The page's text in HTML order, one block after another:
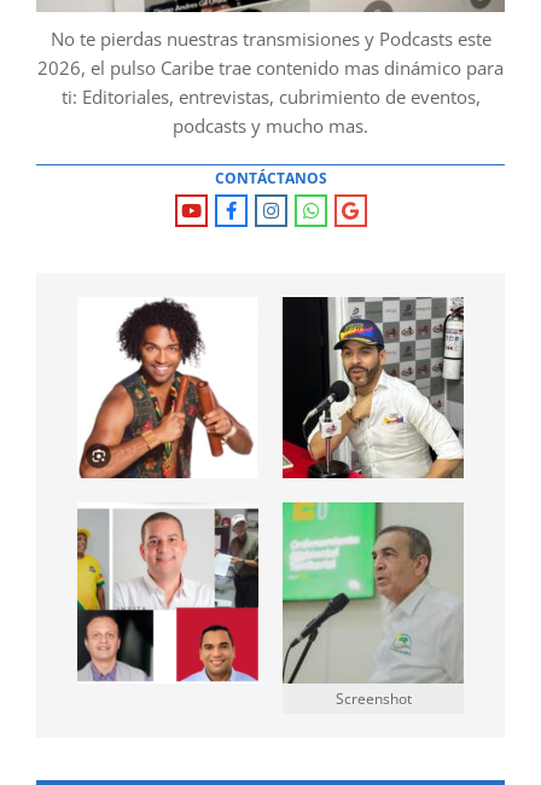
No te pierdas nuestras transmisiones y Podcasts este
2026, el pulso Caribe trae contenido mas dinámico para
ti: Editoriales, entrevistas, cubrimiento de eventos,
podcasts y mucho mas.
CONTÁCTANOS
Screenshot